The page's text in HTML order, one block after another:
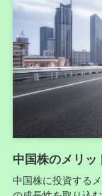
中国株のメリッ
中国株に投資する